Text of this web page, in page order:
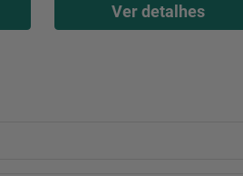
Ver detalhes